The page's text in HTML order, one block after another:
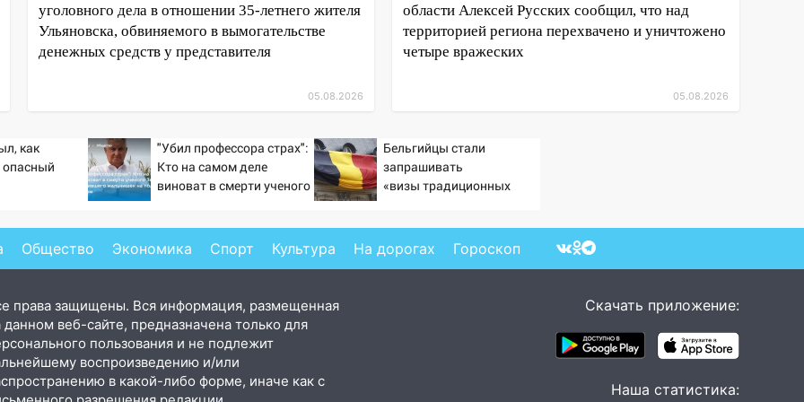
уголовного дела в отношении 35-летнего жителя
Ульяновска, обвиняемого в вымогательстве
денежных средств у представителя
05.08.2026
области Алексей Русских сообщил, что над
территорией региона перехвачено и уничтожено
четыре вражеских
05.08.2026
как
опасный
"Убил профессора страх":
Кто на самом деле
виноват в смерти ученого
горохом
Бельгийцы стали
запрашивать
«визы традиционных
Общество Экономика Спорт Культура На дорогах Гороскоп
права защищены. Вся информация, размещенная
данном веб-сайте, предназначена только для
пользования и не подлежит
воспроизведению и/или
в какой-либо форме, иначе как с
Скачать приложение:
Наша статистика: